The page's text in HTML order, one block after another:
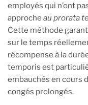
employés qui n’ont
approche au prorata
Cette méthode
sur le temps
récompense à la
temporis est
embauchés en cours
congés prolongés.